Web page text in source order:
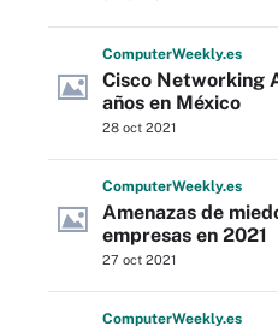
ComputerWeekly.es
Cisco Networking
años en México
28 oct 2021
ComputerWeekly.es
Amenazas de
empresas en 2021
27 oct 2021
ComputerWeekly.es